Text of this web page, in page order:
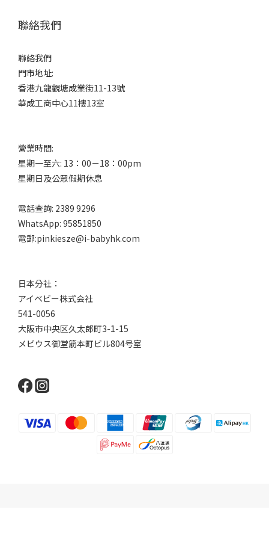
聯絡我們
聯絡我們
門市地址:
香港九龍觀塘成業街11-13號
華成工商中心11樓13室
營業時間:
星期一至六: 13：00－18：00pm
星期日及公眾假期休息
電話查詢: 2389 9296
WhatsApp: 95851850
電郵:pinkiesze@i-babyhk.com
日本分社：
アイベビー株式会社
541-0056
大阪市中央区久太郎町3-1-15
メビウス御堂筋本町ビル804号室